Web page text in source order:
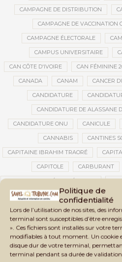
Politique de
confidentialité
Lors de l’utilisation de nos sites, des
terminal sont susceptibles d’être
». Ces fichiers sont installés sur votre
modifiables à tout moment. Un cookie
disque dur de votre terminal,
terminal pendant sa durée de
CAMPAGNE DE DISTRIBUTION
CAMPAGNE DE VACCINATION
CAMPAGNE ÉLECTORALE
CAMPUS UNIVERSITAIRE
CAN CÔTE D'IVOIRE CAN FÉMININE
CANADA CANAM CANCER
CANDIDATURE
CANDIDATURE DE ALASSANE
CANDIDATURE ONU CANICULE
CANNABIS CANTINES
CAPITAINE IBRAHIM TRAORÉ
CAPITOLE CARBURANT
CARTE D’IDENTITÉ BIOMÉTRIQUE
CASABLANCA CATASTROPHE
CATASTROPHES CLIMATIQUES
CAUTION 10 000 DOLLARS CAUTION
CÉDÉAO CEDEAO CEI
CEMAPI CEN-SNESUP